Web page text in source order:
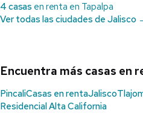
4 casas en renta en Tapalpa
Ver todas las ciudades de Jalisco
Encuentra más casas en
PincaliCasas en rentaJalisco
Residencial Alta California